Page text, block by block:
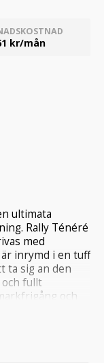
kr/mån
ultimata
Rally Ténéré
med
inrymd i en tuff
ta sig an den
fullt
och
det är